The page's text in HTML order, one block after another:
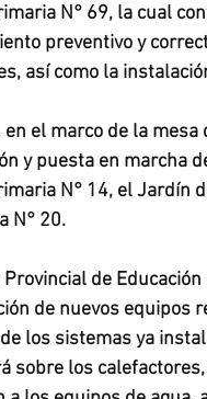
N° 69, la cual
preventivo y
así como la
el marco de la
y puesta en marcha
N° 14, el Jardín
N° 20.
Provincial de
de nuevos equipos
los sistemas ya
sobre los